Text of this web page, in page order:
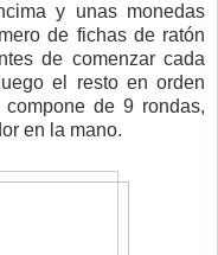
y unas monedas
de fichas de ratón
de comenzar cada
el resto en orden
de 9 rondas,
en la mano.